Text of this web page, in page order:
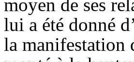
moyen de ses
lui a été donné
la manifestation